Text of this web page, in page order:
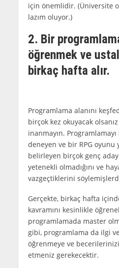
için önemlidir. (Üniversite
lazım oluyor.)
2. Bir
öğrenmek ve
birkaç hafta alır.
Programlama alanını
birçok kez okuyacak
inanmayın.
deneyen ve bir RPG oyunu
belirleyen birçok genç
yetenekli olmadığını ve
vazgeçtiklerini
Gerçekte, birkaç hafta
kavramını kesinlikle
programlamada master
gibi, programlama da ilgi
öğrenmeye ve
etmeniz gerekecektir.